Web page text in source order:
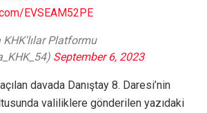
EVSEAM52PE
Platformu
September 6, 2023
davada Danıştay 8. Daresi’nin
valiliklere gönderilen yazıdaki